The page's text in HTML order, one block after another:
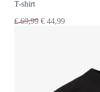
T-shirt
€69,99 € 44,99